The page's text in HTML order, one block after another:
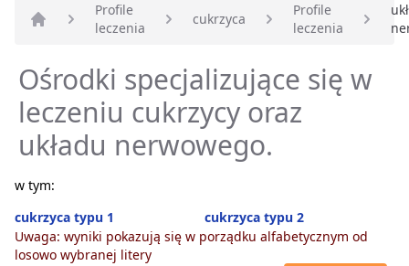
Strona główna
Profile
leczenia
cukrzyca
Profile
leczenia
Ośrodki specjalizujące się w
leczeniu cukrzycy oraz
układu nerwowego.
w tym:
cukrzyca typu 1
cukrzyca typu 2
Uwaga: wyniki pokazują się w porządku alfabetycznym od
losowo wybranej litery